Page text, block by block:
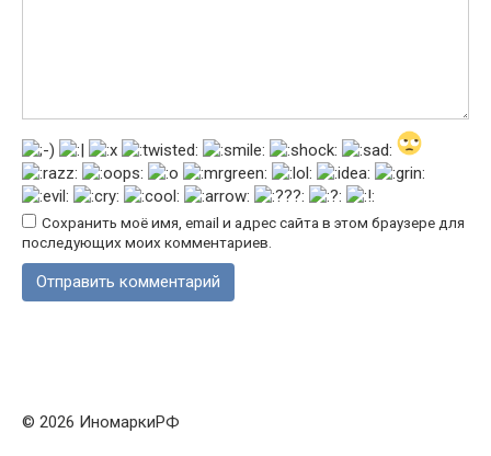
Сохранить моё имя, email и адрес сайта в этом браузере для
последующих моих комментариев.
© 2026 ИномаркиРФ